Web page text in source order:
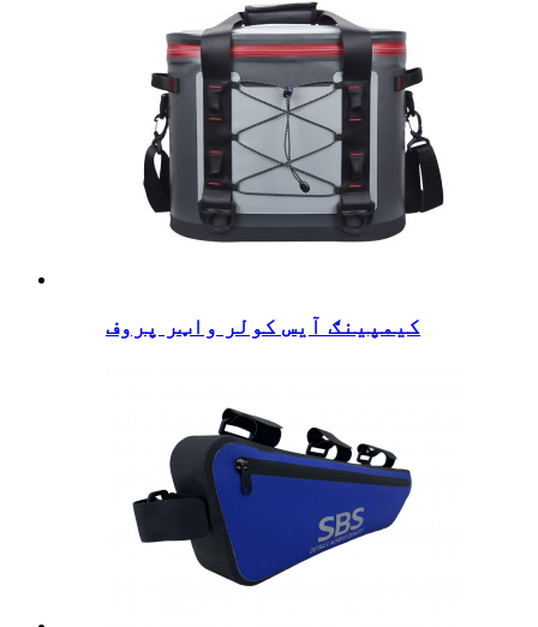
کیمپینګ آیس کولر واټر پروف